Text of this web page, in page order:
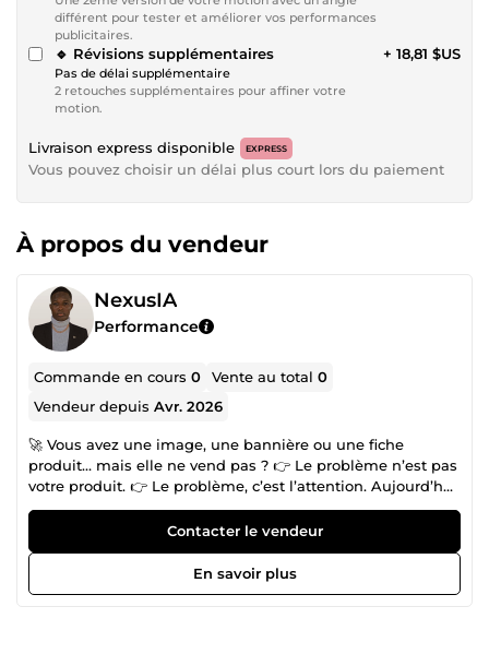
différent pour tester et améliorer vos performances
publicitaires.
🔹 Révisions supplémentaires
Pas de délai supplémentaire
2 retouches supplémentaires pour affiner votre
motion.
+ 18,81 $US
Livraison express disponible EXPRESS
Vous pouvez choisir un délai plus court lors du paiement
À propos du vendeur
NexusIA
Performance
Commande en cours0 Vente au total0
Vendeur depuisAvr. 2026
🚀 Vous avez une image, une bannière ou une fiche
produit… mais elle ne vend pas ? 👉 Le problème n’est pas
votre produit. 👉 Le problème, c’est l’attention. Aujourd’hui,
les utilisateurs scrollent vite… très vite. Si votre visuel ne
capte pas en 3 secondes, il est ignoré. 🎬 C’est là que
j’interviens. Je transforme vos visuels en motions
publicitaires percutantes qui attirent l’œil, retiennent
l’attention et poussent à l’action. 🎯 Mon objectif :
Contacter le vendeur
En savoir plus